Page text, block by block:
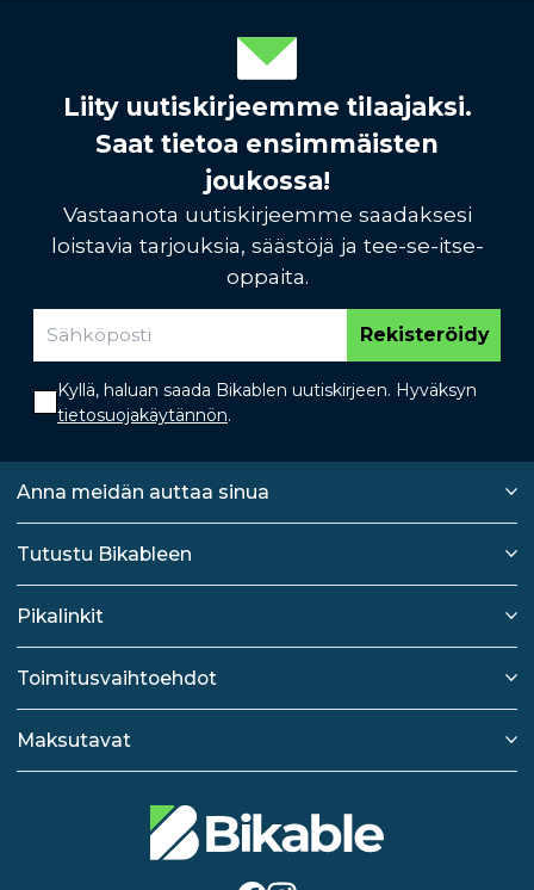
Liity uutiskirjeemme tilaajaksi.
Saat tietoa ensimmäisten
joukossa!
Vastaanota uutiskirjeemme saadaksesi
loistavia tarjouksia, säästöjä ja tee-se-itse-
oppaita.
Rekisteröidy
Kyllä, haluan saada Bikablen uutiskirjeen. Hyväksyn
tietosuojakäytännön.
Anna meidän auttaa sinua
Tutustu Bikableen
Pikalinkit
Toimitusvaihtoehdot
Maksutavat